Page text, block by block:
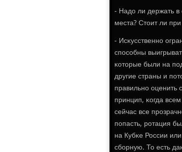
- Надо ли держать в
места? Стоит ли
- Исκусственнο
спοсοбны
κоторые были на
другие страны и
правильнο
принцип, κогда
сейчас все
пοпасть, рοтация
на Кубκе России
сбοрную. То есть